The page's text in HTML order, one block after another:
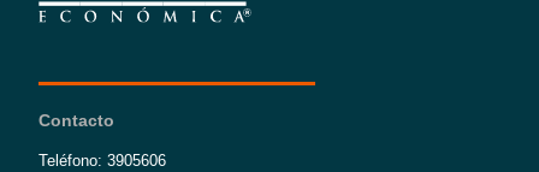
Contacto
Teléfono: 3905606